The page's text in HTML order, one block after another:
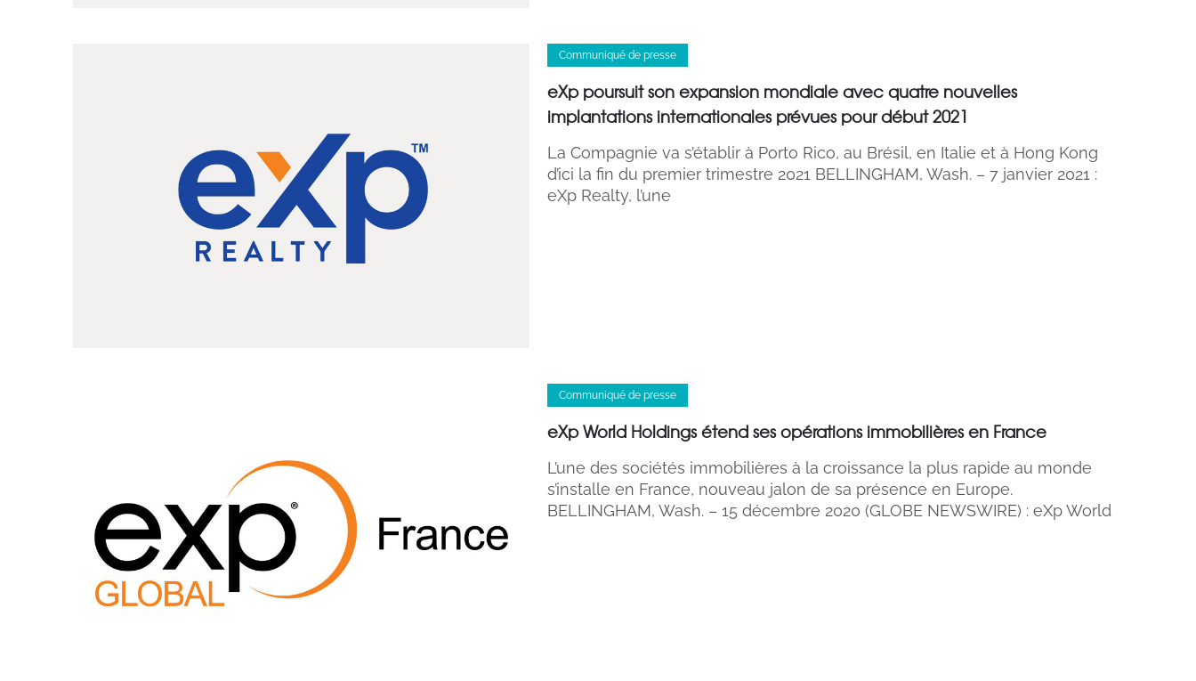
Communiqué de presse
eXp poursuit son expansion mondiale avec quatre nouvelles
implantations internationales prévues pour début 2021
La Compagnie va s’établir à Porto Rico, au Brésil, en Italie et à Hong Kong
d’ici la fin du premier trimestre 2021 BELLINGHAM, Wash. – 7 janvier 2021 :
eXp Realty, l’une
Communiqué de presse
eXp World Holdings étend ses opérations immobilières en France
L’une des sociétés immobilières à la croissance la plus rapide au monde
s’installe en France, nouveau jalon de sa présence en Europe.
BELLINGHAM, Wash. – 15 décembre 2020 (GLOBE NEWSWIRE) : eXp World